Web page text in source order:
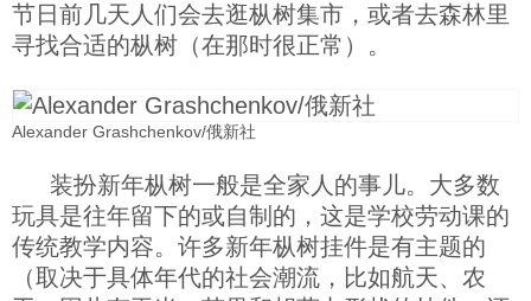
节日前几天人们会去逛枞树集市，或者去森林里
寻找合适的枞树（在那时很正常）。
Alexander Grashchenkov/俄新社
装扮新年枞树一般是全家人的事儿。大多数
玩具是往年留下的或自制的，这是学校劳动课的
传统教学内容。许多新年枞树挂件是有主题的
（取决于具体年代的社会潮流，比如航天、农